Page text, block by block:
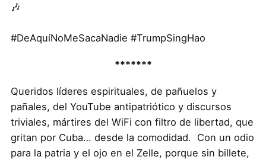
🎶
#DeAquíNoMeSacaNadie #TrumpSingHao
*******
Queridos líderes espirituales, de pañuelos y
pañales, del YouTube antipatriótico y discursos
triviales, mártires del WiFi con filtro de libertad, que
gritan por Cuba… desde la comodidad. Con un odio
para la patria y el ojo en el Zelle, porque sin billete,